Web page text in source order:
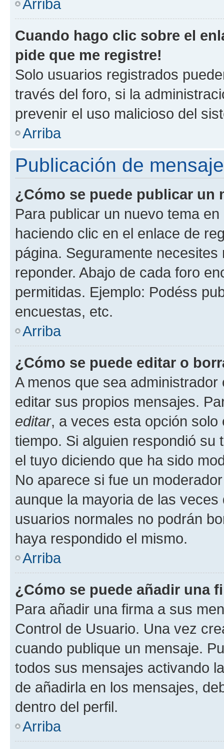
Arriba
Cuando hago clic sobre el
pide que me registre!
Solo usuarios registrados
través del foro, si la
prevenir el uso malicioso del
Arriba
Publicación de
¿Cómo se puede publicar un
Para publicar un nuevo tema
haciendo clic en el enlace de
página. Seguramente
reponder. Abajo de cada foro
permitidas. Ejemplo: Podéss
encuestas, etc.
Arriba
¿Cómo se puede editar o
A menos que sea
editar sus propios mensajes.
editar, a veces esta opción
tiempo. Si alguien respondió
el tuyo diciendo que ha sido
No aparece si fue un
aunque la mayoria de las
usuarios normales no podrán
haya respondido el mismo.
Arriba
¿Cómo se puede añadir una
Para añadir una firma a sus
Control de Usuario. Una vez
cuando publique un mensaje.
todos sus mensajes activando
de añadirla en los mensajes,
dentro del perfil.
Arriba